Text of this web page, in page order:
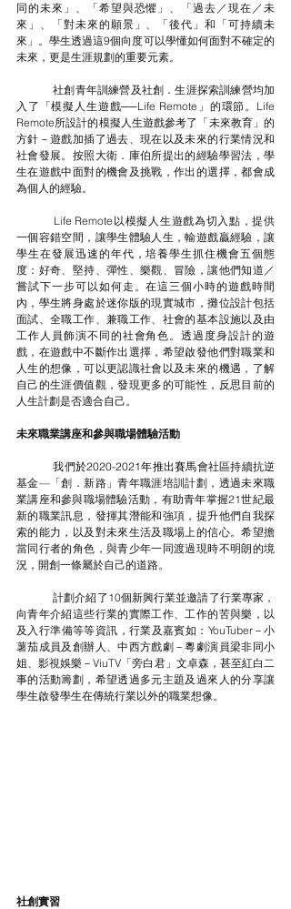
同的未來」、「希望與恐懼」、「過去／現在／未
來」、「對未來的願景」、「後代」和「可持續未
來」。學生透過這9個向度可以學懂如何面對不確定的
未來，更是生涯規劃的重要元素。
	社創青年訓練營及社創．生涯探索訓練營均加
入了「模擬人生遊戲──Life Remote」的環節。Life
Remote所設計的模擬人生遊戲參考了「未來教育」的
方針－遊戲加插了過去、現在以及未來的行業情況和
社會發展。按照大衛．庫伯所提出的經驗學習法，學
生在遊戲中面對的機會及挑戰，作出的選擇，都會成
為個人的經驗。
一個容錯空間，讓學生體驗人生，輸遊戲贏經驗，讓
學生在發展迅速的年代，培養學生抓住機會五個態
度：好奇、堅持、彈性、樂觀、冒險，讓他們知道／
嘗試下一步可以如何走。在這三個小時的遊戲時間
內，學生將身處於迷你版的現實城市，攤位設計包括
面試、全職工作、兼職工作、社會的基本設施以及由
工作人員飾演不同的社會角色。透過度身設計的遊
戲，在遊戲中不斷作出選擇，希望啟發他們對職業和
人生的想像，可以更認識社會以及未來的機遇，了解
自己的生涯價值觀，發現更多的可能性，反思目前的
人生計劃是否適合自己。
未來職業講座和參與職場體驗活動
	我們
於2020-2021年推出賽馬會社區持續抗逆
基金—「創．新路」青年職涯培訓計劃，透過未來職
業講座和參與職場體驗活動，有助青年掌握21世紀最
新的職業訊息，發揮其潛能和強項，提升他們自我探
索的能力，以及對未來生活及職場上的信心。希望擔
當同行者的角色，與青少年一同渡過現時不明朗的境
況，開創一條屬於自己的道路。
	計劃介紹了10個新興行業並邀請了行業專家，
向青年介紹這些行業的實際工作、工作的苦與樂，以
及入行準備等等資訊，行業及嘉賓如：YouTuber－小
薯茄成員及創辦人、中西方戲劇－粵劇演員梁非同小
姐、影視娛樂－ViuTV「旁白君」文卓森，甚至紅白二
事的活動籌劃，希望透過多元主題及過來人的分享讓
學生啟發學生在傳統行業以外的職業想像。
社創實習